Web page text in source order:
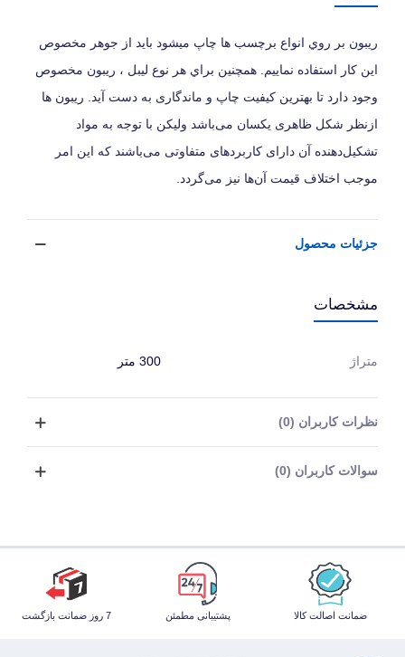
ریبون بر روي انواع برچسب ها چاپ میشود بايد از جوهر مخصوص
این کار استفاده نماییم. همچنين براي هر نوع ليبل ، ريبون مخصوص
وجود دارد تا بهترين كيفيت چاپ و ماندگاری به دست آيد. ریبون ها
ازنظر شکل ظاهری یکسان می‌باشد ولیکن با توجه به مواد
تشکیل‌دهنده آن دارای کاربردهای متفاوتی می‌باشند که این امر
موجب اختلاف قیمت آن‌ها نیز می‌گردد.
جزئیات محصول
مشخصات
متراژ 300 متر
نظرات کاربران (0)
سوالات کاربران (0)
ضمانت اصالت کالا پشتیبانی مطمئن 7 روز ضمانت بازگشت